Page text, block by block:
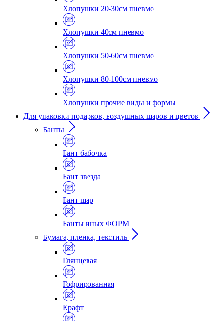
Хлопушки 20-30см пневмо
Хлопушки 40см пневмо
Хлопушки 50-60см пневмо
Хлопушки 80-100см пневмо
Хлопушки прочие виды и формы
Для упаковки подарков, воздушных шаров и цветов
Банты
Бант бабочка
Бант звезда
Бант шар
Банты иных ФОРМ
Бумага, пленка, текстиль
Глянцевая
Гофрированная
Крафт